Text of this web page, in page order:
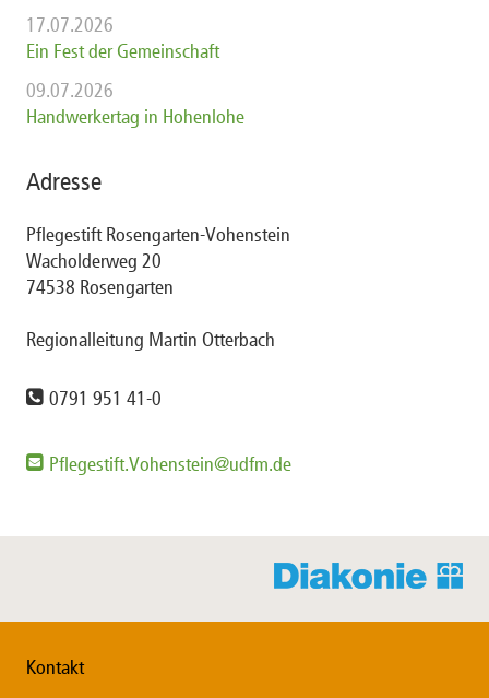
17.07.2026
Ein Fest der Gemeinschaft
09.07.2026
Handwerkertag in Hohenlohe
Adresse
Pflegestift Rosengarten-Vohenstein
Wacholderweg 20
74538 Rosengarten
Regionalleitung Martin Otterbach
0791 951 41-0
Pflegestift.Vohenstein@udfm.de
Kontakt